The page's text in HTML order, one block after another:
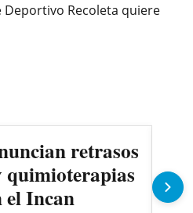
Recoleta quiere
retrasos
quimioterapias
el Incan